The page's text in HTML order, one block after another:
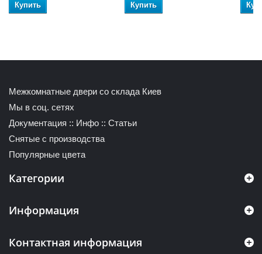
Купить
Купить
Межкомнатные двери со склада Киев
Мы в соц. сетях
Документация :: Инфо :: Статьи
Снятые с производства
Популярные цвета
Категории
Информация
Контактная информация